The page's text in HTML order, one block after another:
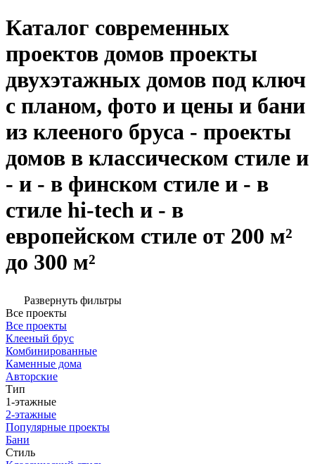
Каталог современных
проектов домов проекты
двухэтажных домов под ключ
с планом, фото и цены и бани
из клееного бруса - проекты
домов в классическом стиле и
- и - в финском стиле и - в
стиле hi-tech и - в
европейском стиле от 200 м²
до 300 м²
Развернуть фильтры
Все проекты
Все проекты
Клееный брус
Комбинированные
Каменные дома
Авторские
Тип
1-этажные
2-этажные
Популярные проекты
Бани
Стиль